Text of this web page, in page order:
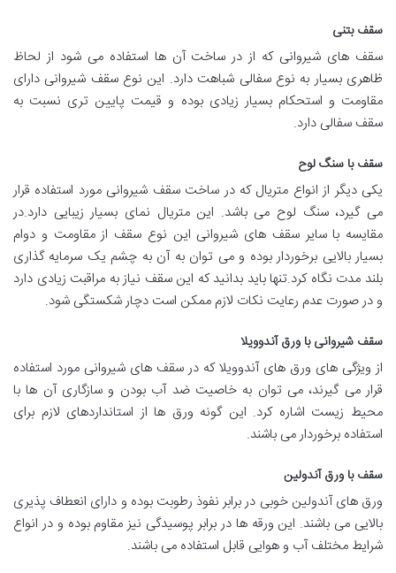
سقف بتنی
سقف های شیروانی که از در ساخت آن ها استفاده می شود از لحاظ
ظاهری بسیار به نوع سفالی شباهت دارد. این نوع سقف شیروانی دارای
مقاومت و استحکام بسیار زیادی بوده و قیمت پایین تری نسبت به
سقف سفالی دارد.
سقف با سنگ لوح
یکی دیگر از انواع متریال که در ساخت سقف شیروانی مورد استفاده قرار
می گیرد، سنگ لوح می باشد. این متریال نمای بسیار زیبایی دارد.در
مقایسه با سایر سقف های شیروانی این نوع سقف از مقاومت و دوام
بسیار بالایی برخوردار بوده و می توان به آن به چشم یک سرمایه گذاری
بلند مدت نگاه کرد.تنها باید بدانید که این سقف نیاز به مراقبت زیادی دارد
و در صورت عدم رعایت نکات لازم ممکن است دچار شکستگی شود.
سقف شیروانی با ورق آندوویلا
از ویژگی های ورق های آندوویلا که در سقف های شیروانی مورد استفاده
قرار می گیرند، می توان به خاصیت ضد آب بودن و سازگاری آن ها با
محیط زیست اشاره کرد. این گونه ورق ها از استانداردهای لازم برای
استفاده برخوردار می باشند.
سقف با ورق آندولین
ورق های آندولین خوبی در برابر نفوذ رطوبت بوده و دارای انعطاف پذیری
بالایی می باشند. این ورقه ها در برابر پوسیدگی نیز مقاوم بوده و در انواع
شرایط مختلف آب و هوایی قابل استفاده می باشند.